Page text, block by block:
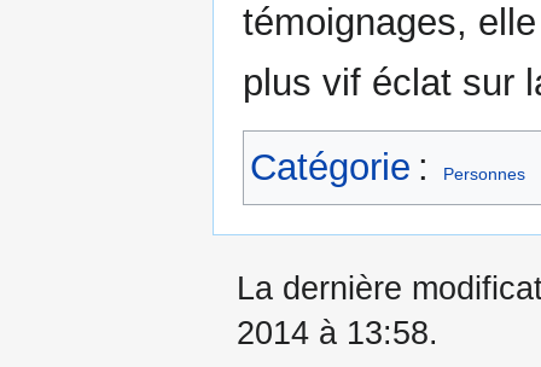
témoignages,
plus vif éclat sur
Catégorie : Personnes
La dernière
2014 à 13:58.